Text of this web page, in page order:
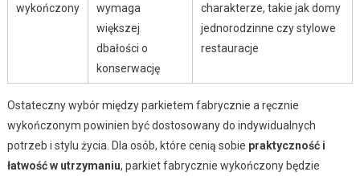
wykończony
wymaga
większej
dbałości o
konserwację
charakterze, takie jak domy
jednorodzinne czy stylowe
restauracje
Ostateczny wybór między parkietem fabrycznie a ręcznie
wykończonym powinien być dostosowany do indywidualnych
potrzeb i stylu życia. Dla osób, które cenią sobie praktyczność i
łatwość w utrzymaniu, parkiet fabrycznie wykończony będzie